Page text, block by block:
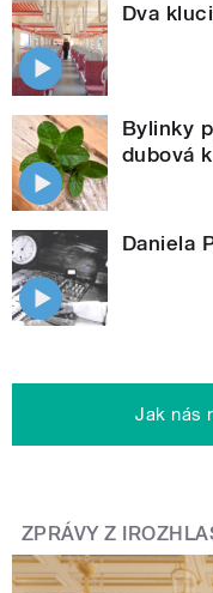
Dva
Bylinky
dubová
Daniela
Jak nás
ZPRÁVY Z